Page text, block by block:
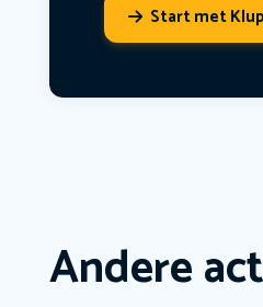
Start met
Andere